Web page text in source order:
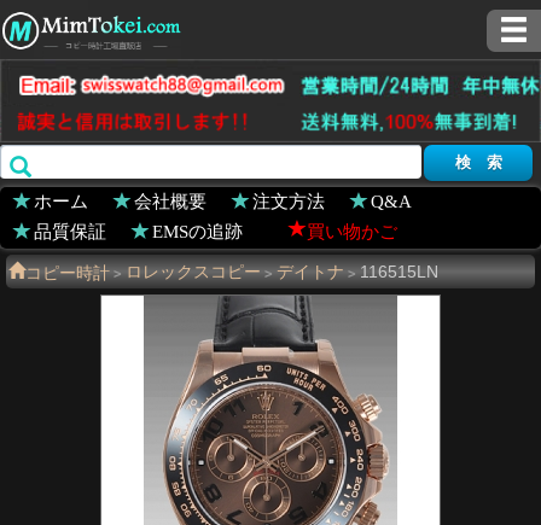
ホーム 会社概要 注文方法
Q&A
品質保証
EMSの追跡 買い物かご
コピー時計 > ロレックスコピー > デイトナ > 116515LN